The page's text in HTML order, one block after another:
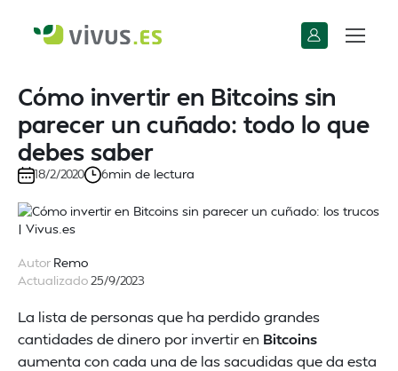
Cómo invertir en Bitcoins sin
parecer un cuñado: todo lo que
debes saber
18/2/2020 6min de lectura
Autor Remo
Actualizado25/9/2023
La lista de personas que ha perdido grandes
cantidades de dinero por invertir en Bitcoins
aumenta con cada una de las sacudidas que da esta